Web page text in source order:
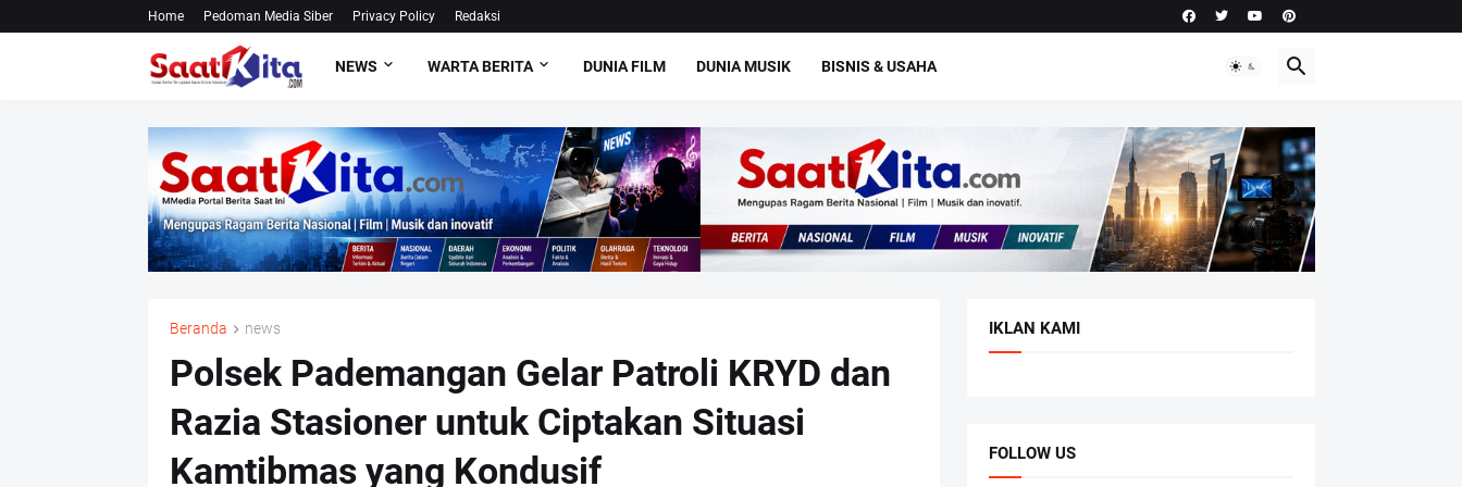
Home Pedoman Media Siber Privacy Policy Redaksi
NEWS WARTA BERITA DUNIA FILM DUNIA MUSIK BISNIS & USAHA
Beranda news
Polsek Pademangan Gelar Patroli KRYD dan
Razia Stasioner untuk Ciptakan Situasi
Kamtibmas yang Kondusif
IKLAN KAMI
FOLLOW US